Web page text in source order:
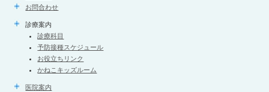
お問合わせ
診療案内
診療科目
予防接種スケジュール
お役立ちリンク
かねこキッズルーム
医院案内